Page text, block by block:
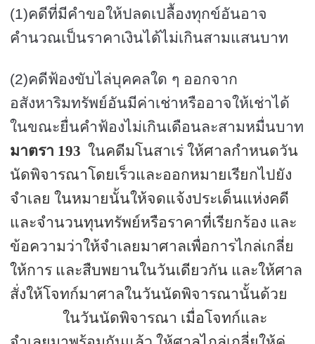
(1)คดีที่มีคำขอให้ปลดเปลื้องทุกข์อันอาจ
คำนวณเป็นราคาเงินได้ไม่เกินสามแสนบาท
(2)คดีฟ้องขับไล่บุคคลใด ๆ ออกจาก
อสังหาริมทรัพย์อันมีค่าเช่าหรืออาจให้เช่าได้
ในขณะยื่นคำฟ้องไม่เกินเดือนละสามหมื่นบาท
มาตรา 193 ในคดีมโนสาเร่ ให้ศาลกำหนดวัน
นัดพิจารณาโดยเร็วและออกหมายเรียกไปยัง
จำเลย ในหมายนั้นให้จดแจ้งประเด็นแห่งคดี
และจำนวนทุนทรัพย์หรือราคาที่เรียกร้อง และ
ข้อความว่าให้จำเลยมาศาลเพื่อการไกล่เกลี่ย
ให้การ และสืบพยานในวันเดียวกัน และให้ศาล
สั่งให้โจทก์มาศาลในวันนัดพิจารณานั้นด้วย
ในวันนัดพิจารณา เมื่อโจทก์และ